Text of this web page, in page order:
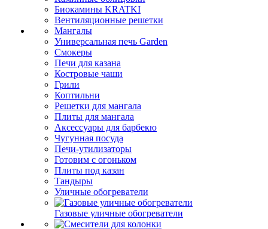
Биокамины KRATKI
Вентиляционные решетки
Мангалы
Универсальная печь Garden
Смокеры
Печи для казана
Костровые чаши
Грили
Коптильни
Решетки для мангала
Плиты для мангала
Аксессуары для барбекю
Чугунная посуда
Печи-утилизаторы
Готовим с огоньком
Плиты под казан
Тандыры
Уличные обогреватели
Газовые уличные обогреватели